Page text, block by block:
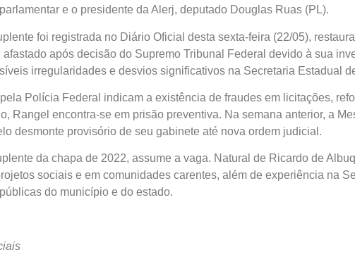
e o presidente da Alerj, deputado Douglas Ruas (PL).
foi registrada no Diário Oficial desta sexta-feira (22/05),
após decisão do Supremo Tribunal Federal devido à sua
irregularidades e desvios significativos na Secretaria Estadual
Polícia Federal indicam a existência de fraudes em licitações,
Rangel encontra-se em prisão preventiva. Na semana anterior, a
desmonte provisório de seu gabinete até nova ordem judicial.
da chapa de 2022, assume a vaga. Natural de Ricardo de
sociais e em comunidades carentes, além de experiência na
do município e do estado.